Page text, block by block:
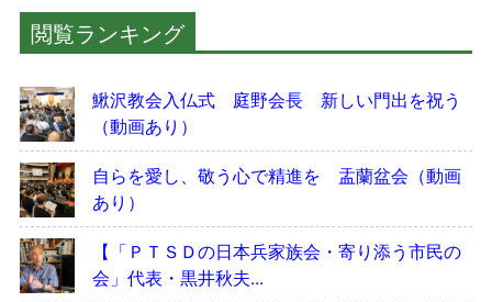
閲覧ランキング
鰍沢教会入仏式 庭野会長 新しい門出を祝う
（動画あり）
自らを愛し、敬う心で精進を 盂蘭盆会（動画
あり）
【「ＰＴＳＤの日本兵家族会・寄り添う市民の
会」代表・黒井秋夫...